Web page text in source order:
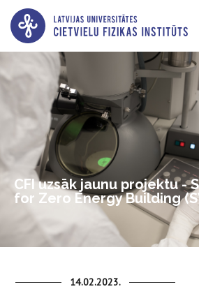
CFI uzsāk jaunu projektu -
for Zero Energy Building
14.02.2023.